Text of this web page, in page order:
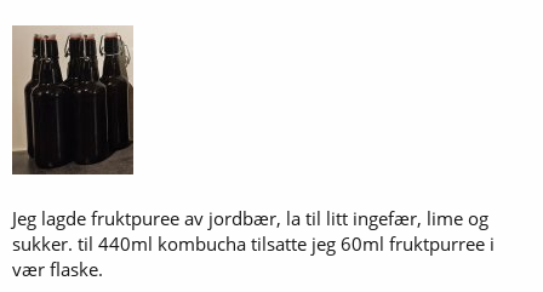
Jeg lagde fruktpuree av jordbær, la til litt ingefær, lime og
sukker. til 440ml kombucha tilsatte jeg 60ml fruktpurree i
vær flaske.